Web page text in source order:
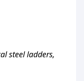
steel ladders,